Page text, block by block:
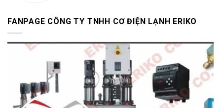
FANPAGE CÔNG TY TNHH CƠ ĐIỆN LẠNH ERIKO